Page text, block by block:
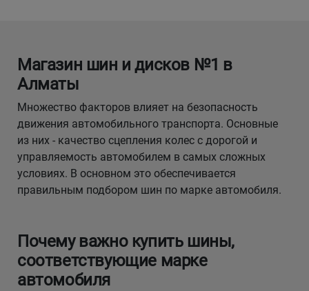
Магазин шин и дисков №1 в
Алматы
Множество факторов влияет на безопасность
движения автомобильного транспорта. Основные
из них - качество сцепления колес с дорогой и
управляемость автомобилем в самых сложных
условиях. В основном это обеспечивается
правильным подбором шин по марке автомобиля.
Почему важно купить шины,
соответствующие марке
автомобиля